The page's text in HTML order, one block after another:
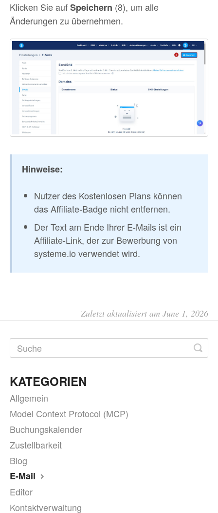
Klicken Sie aufSpeichern (8), um alle
Änderungen zu übernehmen.
Hinweise:
Nutzer des Kostenlosen Plans können
das Affiliate-Badge nicht entfernen.
Der Text am Ende Ihrer E-Mails ist ein
Affiliate-Link, der zur Bewerbung von
systeme.io verwendet wird.
Zuletzt aktualisiert am June 1, 2026
KATEGORIEN
Allgemein
Model Context Protocol (MCP)
Buchungskalender
Zustellbarkeit
Blog
E-Mail
Editor
Kontaktverwaltung